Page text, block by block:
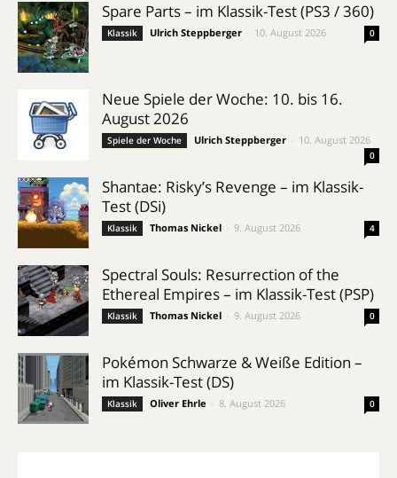
Spare Parts – im Klassik-Test (PS3 / 360)
Klassik Ulrich Steppberger 10. August 2026 0
Neue Spiele der Woche: 10. bis 16.
August 2026
Spiele der Woche Ulrich Steppberger 10. August 2026
0
Shantae: Risky’s Revenge – im Klassik-
Test (DSi)
Klassik Thomas Nickel 9. August 2026 4
Spectral Souls: Resurrection of the
Ethereal Empires – im Klassik-Test (PSP)
Klassik Thomas Nickel 9. August 2026 0
Pokémon Schwarze & Weiße Edition –
im Klassik-Test (DS)
Klassik Oliver Ehrle 8. August 2026 0